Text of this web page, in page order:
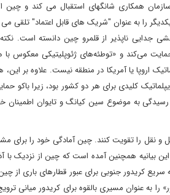
همکاری شانگهای استقبال می کند و چین
را به عنوان "شریک های قابل اعتماد" تلقی می
جدایی ناپذیر از قلمرو چین دانسته است.
می‌کند و «توطئه‌های ژئوپلیتیکی معکوس
اروپا یا آمریکا در منطقه نیست. علاوه بر
کلیدی برای هر دو کشور بود، زیرا باکو
به موضوع سین کیانگ و تایوان اطمینان
نقل را تقویت کنند. چین آمادگی خود را برای
بیانیه همچنین آمده است که چین از نزدیک با
کریدور جنوبی برای عبور قطارهای باری از چین
به عنوان مسیری بالقوه برای کریدور میانی